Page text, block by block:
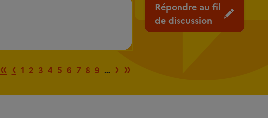
Répondre au fil
de discussion
Première page
« Page précédente
‹ 1 2 3 4 5 6 7 8 9 … Page suivante
› Dernière page
»